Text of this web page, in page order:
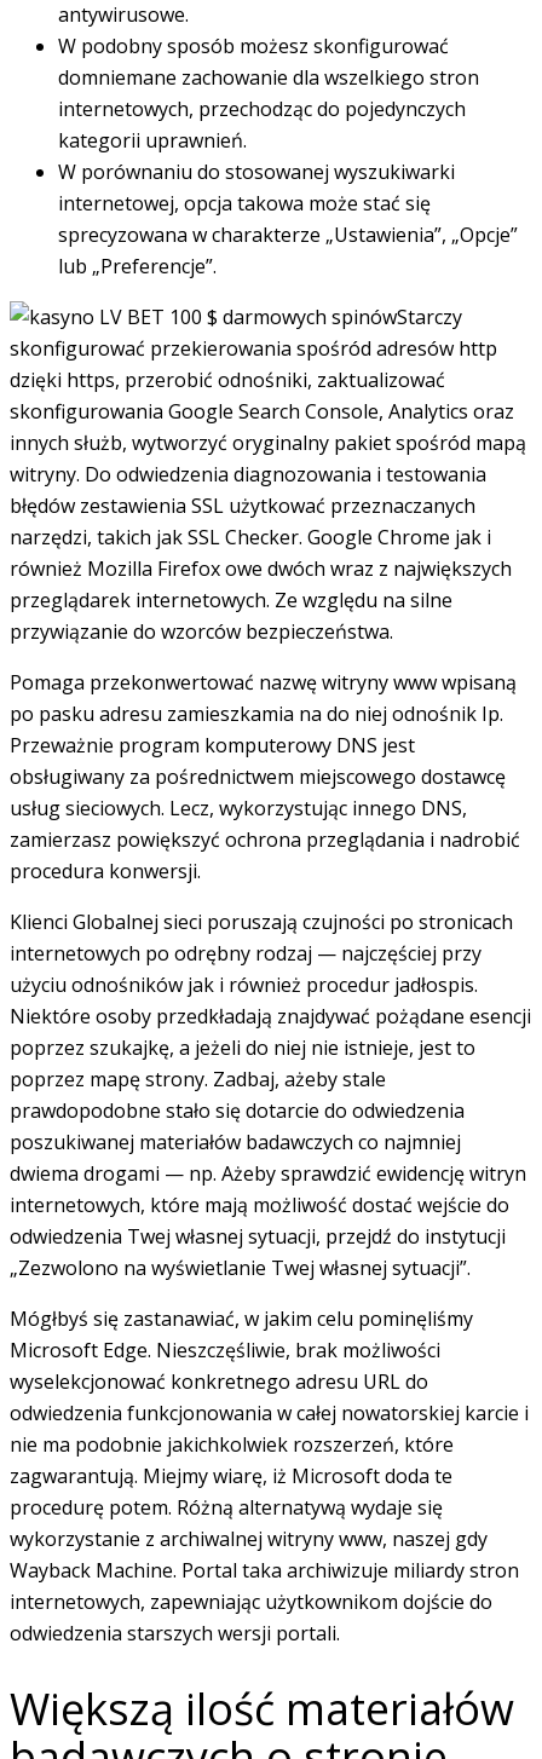
antywirusowe.
W podobny sposób możesz skonfigurować
domniemane zachowanie dla wszelkiego stron
internetowych, przechodząc do pojedynczych
kategorii uprawnień.
W porównaniu do stosowanej wyszukiwarki
internetowej, opcja takowa może stać się
sprecyzowana w charakterze „Ustawienia”, „Opcje”
lub „Preferencje”.
Starczy
skonfigurować przekierowania spośród adresów http
dzięki https, przerobić odnośniki, zaktualizować
skonfigurowania Google Search Console, Analytics oraz
innych służb, wytworzyć oryginalny pakiet spośród mapą
witryny. Do odwiedzenia diagnozowania i testowania
błędów zestawienia SSL użytkować przeznaczanych
narzędzi, takich jak SSL Checker. Google Chrome jak i
również Mozilla Firefox owe dwóch wraz z największych
przeglądarek internetowych. Ze względu na silne
przywiązanie do wzorców bezpieczeństwa.
Pomaga przekonwertować nazwę witryny www wpisaną
po pasku adresu zamieszkamia na do niej odnośnik Ip.
Przeważnie program komputerowy DNS jest
obsługiwany za pośrednictwem miejscowego dostawcę
usług sieciowych. Lecz, wykorzystując innego DNS,
zamierzasz powiększyć ochrona przeglądania i nadrobić
procedura konwersji.
Klienci Globalnej sieci poruszają czujności po stronicach
internetowych po odrębny rodzaj — najczęściej przy
użyciu odnośników jak i również procedur jadłospis.
Niektóre osoby przedkładają znajdywać pożądane esencji
poprzez szukajkę, a jeżeli do niej nie istnieje, jest to
poprzez mapę strony. Zadbaj, ażeby stale
prawdopodobne stało się dotarcie do odwiedzenia
poszukiwanej materiałów badawczych co najmniej
dwiema drogami — np. Ażeby sprawdzić ewidencję witryn
internetowych, które mają możliwość dostać wejście do
odwiedzenia Twej własnej sytuacji, przejdź do instytucji
„Zezwolono na wyświetlanie Twej własnej sytuacji”.
Mógłbyś się zastanawiać, w jakim celu pominęliśmy
Microsoft Edge. Nieszczęśliwie, brak możliwości
wyselekcjonować konkretnego adresu URL do
odwiedzenia funkcjonowania w całej nowatorskiej karcie i
nie ma podobnie jakichkolwiek rozszerzeń, które
zagwarantują. Miejmy wiarę, iż Microsoft doda te
procedurę potem. Różną alternatywą wydaje się
wykorzystanie z archiwalnej witryny www, naszej gdy
Wayback Machine. Portal taka archiwizuje miliardy stron
internetowych, zapewniając użytkownikom dojście do
odwiedzenia starszych wersji portali.
Większą ilość materiałów